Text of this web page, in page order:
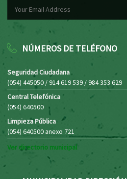
NÚMEROS DE TELÉFONO
Seguridad Ciudadana
(054) 445050 / 914 619 539 / 984 353 629
Central Telefónica
(054) 640500
Limpieza Pública
(054) 640500 anexo 721
Ver directorio municipal